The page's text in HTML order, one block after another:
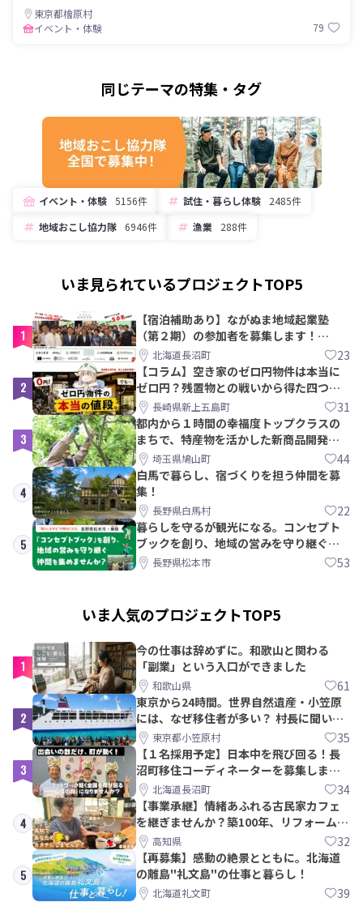
東京都檜原村
イベント・体験
79
同じテーマの特集・タグ
イベント・体験 5156件 試住・暮らし体験
2485件
地域おこし協力隊
6946件 漁業 288件
いま見られているプロジェクトTOP5
1
【宿泊補助あり】ながぬま地域起業塾
（第２期）の参加者を募集します！
【8/21〆】
北海道長沼町 23
2
【コラム】空き家のゼロ円物件は本当に
ゼロ円？残置物との戦いから得た四つの
教訓｜新上五島町
長崎県新上五島町 31
3
都内から１時間の幸福度トップクラスの
まちで、特産物を活かした新商品開発＆
PRメンバー募集！
埼玉県鳩山町 44
4
白馬で暮らし、宿づくりを担う仲間を募
集！
長野県白馬村 22
5
暮らしを守るが観光になる。コンセプト
ブックを創り、地域の営みを守り継ぐ仲
間を集めませんか？
長野県松本市 53
いま人気のプロジェクトTOP5
1
今の仕事は辞めずに。和歌山と関わる
「副業」という入口ができました
和歌山県 61
2
東京から24時間。世界自然遺産・小笠原
には、なぜ移住者が多い？ 村長に聞いて
みた東京都小笠原村 35
3
【１名採用予定】日本中を飛び回る！長
沼町移住コーディネーターを募集しま
す！北海道長沼町 34
4
【事業承継】情緒あふれる古民家カフェ
を継ぎませんか？築100年、リフォームか
ら約10年！
高知県 32
5
【再募集】感動の絶景とともに。北海道
の離島"礼文島"の仕事と暮らし！
北海道礼文町 39